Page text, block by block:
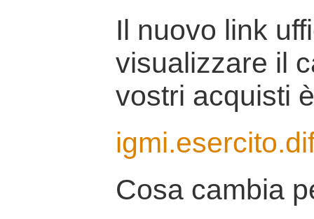
Il nuovo link
visualizzare il
vostri acquisti
Cosa cambia